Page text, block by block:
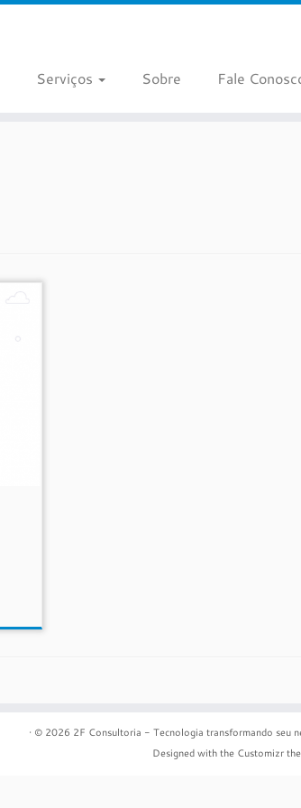
Serviços Sobre Fale
· © 2026 2F Consultoria - Tecnologia transformando seu
Designed with the Customizr